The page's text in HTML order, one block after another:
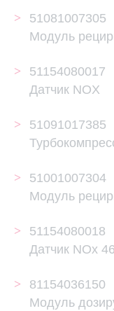
51081007305
Модуль
51154080017
Датчик NOX
51091017385
51001007304
Модуль
51154080018
Датчик NOx
81154036150
Модуль